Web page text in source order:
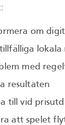
om
lokala
med
resultaten
till vid
att spelet